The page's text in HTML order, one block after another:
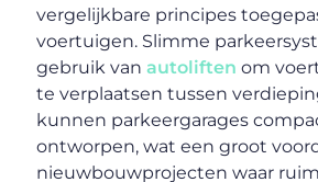
vergelijkbare principes
voertuigen. Slimme
gebruik van autoliften om
te verplaatsen tussen
kunnen parkeergarages
ontworpen, wat een groot
nieuwbouwprojecten waar